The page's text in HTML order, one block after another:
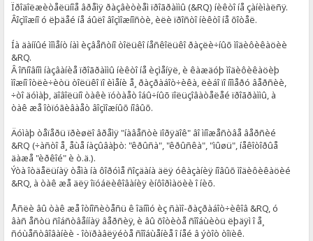
Ïðîäîëæèòåëüíîå âðåìÿ ðàçâèòèåì ïðîãðàììû (&RQ) íèêòî íå çàíèìàëñÿ.
Âîçìîæíî ó ëþäåé íå áûëî âîçìîæíîñòè, èëè ïðîñòî íèêòî íå õîòåë.
Íà äàííûé ìîìåíò íàì èçâåñòíî òîëüêî íåñêîëüêî ðàçëè÷íûõ ìîäèôèêàöèè
&RQ.
Â îñíîâíîì íàçâàíèå ïðîãðàììû íèêòî íå èçìåíÿë, è êàæäóþ ìîäèôèêàöèþ
ìîæíî îòëè÷èòü òîëüêî ïî èìåíè å¸ ðàçðàáîò÷èêà, ëèáî ïî íîìåðó âåðñèè,
÷òî äóìàþ, äîâîëüíî òàêè ïóòàåò îáû÷íûõ ïîëüçîâàòåëåé ïðîãðàììû, à
òàê æå îòïóãèâàåò âîçìîæíûõ íîâûõ.
Äóìàþ òåïåðü ïðèøëî âðåìÿ "íàâåñòè ïîðÿäîê" âî ìíîæåñòâå âåðñèé
&RQ (÷àñòî å¸ åùå íàçûâàþò: "êðûñà", "êðûñêà", "ìûøü", íåêîòîðûå
äàæå "èðêîé" è ò.ä.).
Ýòà îòäåëüíàÿ òåìà íà ôîðóìå ñîçäàíà äëÿ óêàçàíèÿ íîâûõ ìîäèôèêàöèé
&RQ, à òàê æå äëÿ îïóáëèêîâàíèÿ èíôîðìàöèè î íèõ.
Åñëè âû òàê æå îòíîñèòåñü ê îäíîìó èç ñàìî-ðàçðàáîò÷èêîâ &RQ, ó
âàñ åñòü ñîáñòâåííàÿ âåðñèÿ, è âû õîòèòå ñîîáùèòü ëþäÿì î å¸
ñóùåñòâîâàíèè - îòïðàâëÿéòå ñîîáùåíèå î íåé â ýòîò òîïèê.